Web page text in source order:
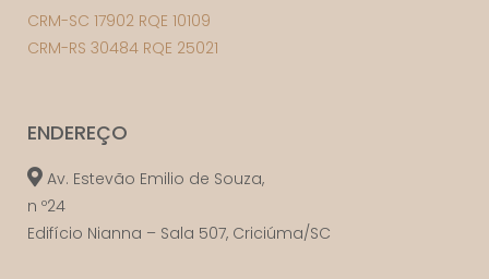
CRM-SC 17902 RQE 10109
CRM-RS 30484 RQE 25021
ENDEREÇO
Av. Estevão Emilio de Souza,
n º24
Edifício Nianna – Sala 507, Criciúma/SC